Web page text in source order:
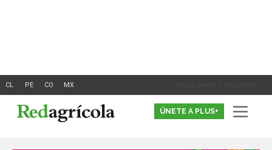
Inicia Sesión o Registrate
ÚNETE A PLUS+